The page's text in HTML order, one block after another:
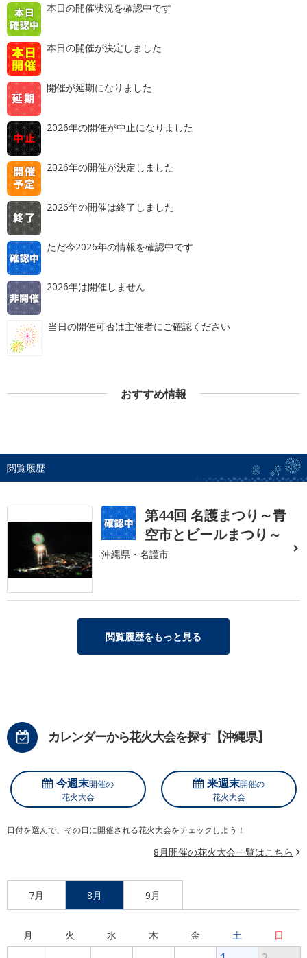
本日の開催状況を確認中です
本日の開催が決定しました
開催が延期になりました
2026年の開催が中止になりました
2026年の開催が決定しました
2026年の開催は終了しました
ただ今2026年の情報を確認中です
2026年は開催しません
当日の開催可否は主催者にご確認ください
おすすめ情報
閲覧履歴
第44回 名護まつり～青
空市とビールまつり～
沖縄県・名護市
閲覧履歴をもっと見る
カレンダーから花火大会を探す【沖縄県】
今週末開催の
花火大会
来週末開催の
花火大会
日付を選んで、その日に開催される花火大会をチェックしよう！
8月開催の花火大会一覧はこちら
7月 8月 9月
月 火 水 木 金 土 日